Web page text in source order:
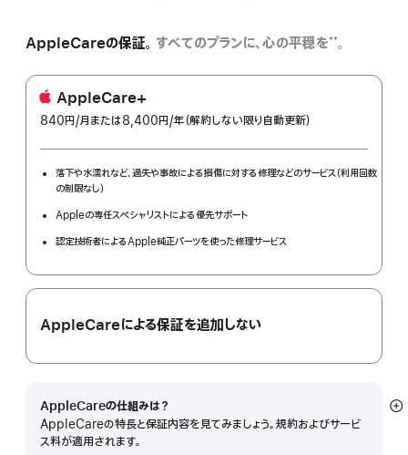
AppleCareの保証。 すべてのプランに、心の平穏を**。
AppleCare+
840円/月per
または8,400円/年年
（解約しない限り自動更新）
落下や水濡れなど、過失や事故による損傷に対する修理などのサービス（利用回数
の制限なし）
Appleの専任スペシャリストによる優先サポート
認定技術者によるApple純正パーツを使った修理サービス
AppleCareによる保証を追加しない
AppleCareの仕組みは？
AppleCareの特長と保証内容を見てみましょう。規約およびサービ
ス料が適用されます。
詳